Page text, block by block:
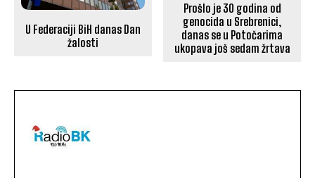
U Federaciji BiH danas Dan
žalosti
Prošlo je 30 godina od
genocida u Srebrenici,
danas se u Potočarima
ukopava još sedam žrtava